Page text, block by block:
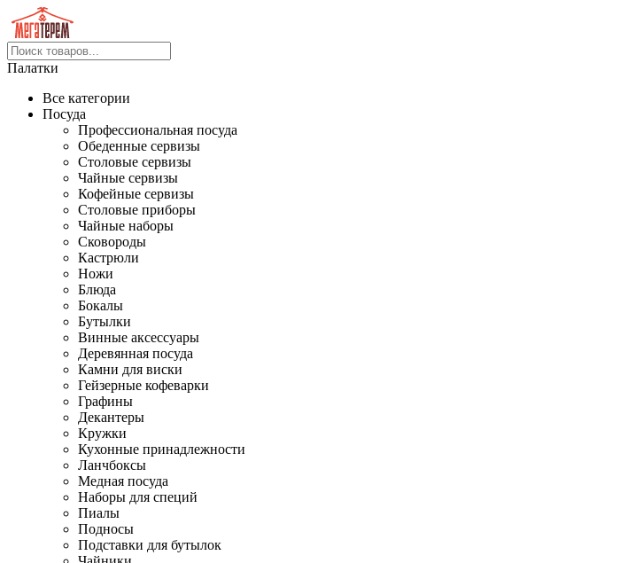
Палатки
Все категории
Посуда
Профессиональная посуда
Обеденные сервизы
Столовые сервизы
Чайные сервизы
Кофейные сервизы
Столовые приборы
Чайные наборы
Сковороды
Кастрюли
Ножи
Блюда
Бокалы
Бутылки
Винные аксессуары
Деревянная посуда
Камни для виски
Гейзерные кофеварки
Графины
Декантеры
Кружки
Кухонные принадлежности
Ланчбоксы
Медная посуда
Наборы для специй
Пиалы
Подносы
Подставки для бутылок